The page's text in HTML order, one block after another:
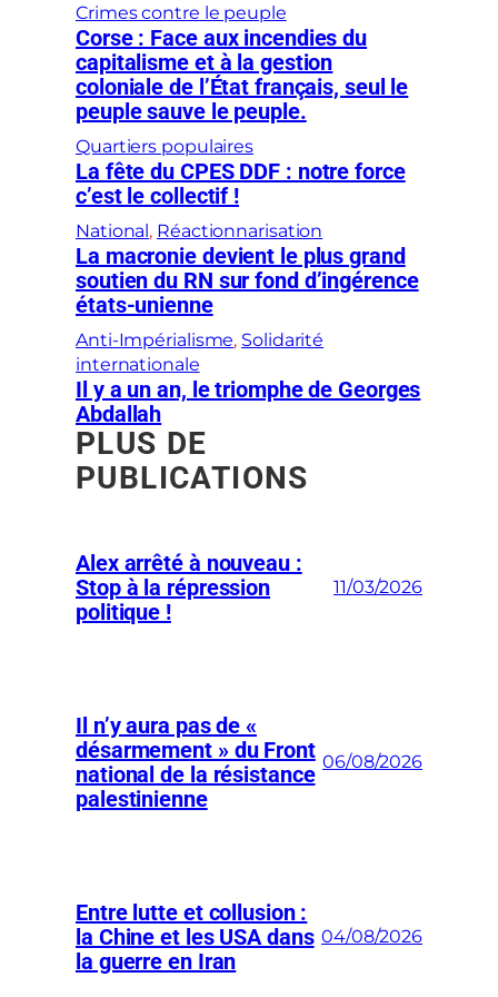
Crimes contre le peuple
Corse : Face aux incendies du
capitalisme et à la gestion
coloniale de l’État français, seul le
peuple sauve le peuple.
Quartiers populaires
La fête du CPES DDF : notre force
c’est le collectif !
National , Réactionnarisation
La macronie devient le plus grand
soutien du RN sur fond d’ingérence
états-unienne
Anti-Impérialisme, Solidarité
internationale
Il y a un an, le triomphe de Georges
Abdallah
PLUS DE
PUBLICATIONS
Alex arrêté à nouveau :
Stop à la répression
politique !
11/03/2026
Il n’y aura pas de «
désarmement » du Front
national de la résistance
palestinienne
06/08/2026
Entre lutte et collusion :
la Chine et les USA dans
la guerre en Iran
04/08/2026